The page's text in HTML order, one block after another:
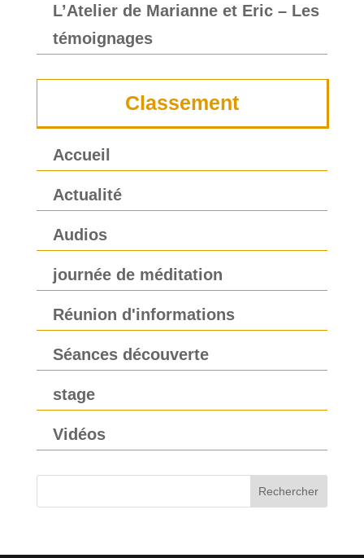
L’Atelier de Marianne et Eric – Les
témoignages
Classement
Accueil
Actualité
Audios
journée de méditation
Réunion d'informations
Séances découverte
stage
Vidéos